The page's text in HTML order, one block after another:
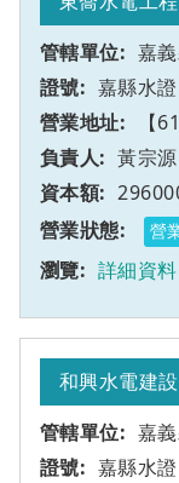
嘉
嘉縣水
【
黃宗源
營
詳細資料
和興水電建
嘉
嘉縣水